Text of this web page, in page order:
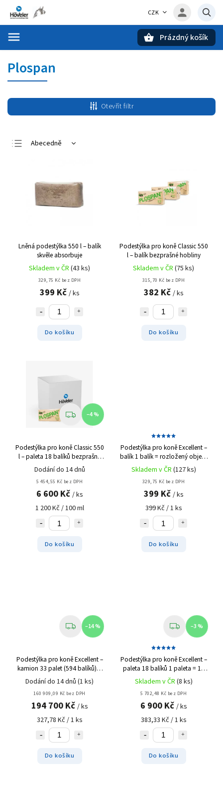
CZK
Prázdný košík
Plospan
Otevřít filtr
Abecedně
Nejprodávanější
Lněná podestýlka 550 l – balík
skvěle absorbuje
Skladem v ČR (43 ks)
329,75 Kč bez DPH
399 Kč / ks
Do košíku
Podestýlka pro koně Classic 550
l – balíkbezprašné hobliny
Skladem v ČR (75 ks)
315,70 Kč bez DPH
382 Kč / ks
Do košíku
–4 %
Podestýlka pro koně Classic 550
l – paleta 18 balíků bezprašné
hobliny
Dodání do 14 dnů
5 454,55 Kč bez DPH
6 600 Kč / ks
1 200 Kč / 100 ml
Do košíku
Podestýlka pro koně Excellent –
balík 1 balík = rozložený objem
650 litrů
Skladem v ČR (127 ks)
329,75 Kč bez DPH
399 Kč / ks
399 Kč / 1 ks
Do košíku
–14 %
Podestýlka pro koně Excellent –
kamion 33 palet (594 balíků) 1
kamion = 594 balíků = roz.
objem 386.100 litrů
Dodání do 14 dnů (1 ks)
160 909,09 Kč bez DPH
194 700 Kč / ks
327,78 Kč / 1 ks
Do košíku
–3 %
Podestýlka pro koně Excellent –
paleta 18 balíků 1 paleta = 18
balíků = rozložený objem
11.700 litrů
Skladem v ČR (8 ks)
5 702,48 Kč bez DPH
6 900 Kč / ks
383,33 Kč / 1 ks
Do košíku